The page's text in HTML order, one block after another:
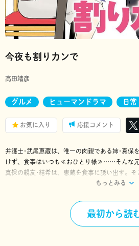
今夜も割りカンで
高田靖彦
グルメ ヒューマンドラマ 日常
お気に入り 応援コメント
弁護士･武尾恵蔵は、唯一の肉親である姉･真保
けず、食事はいつも≪おひとり様≫……そんな元
真保の親友･結希は、恵蔵を食事に誘い出す。
た生前の姉の話を聞いてしまうが――。
もっとみる
最初から読